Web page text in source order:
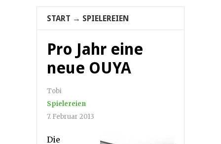
START → SPIELEREIEN
Pro Jahr eine
neue OUYA
Tobi
Spielereien
7. Februar 2013
Die